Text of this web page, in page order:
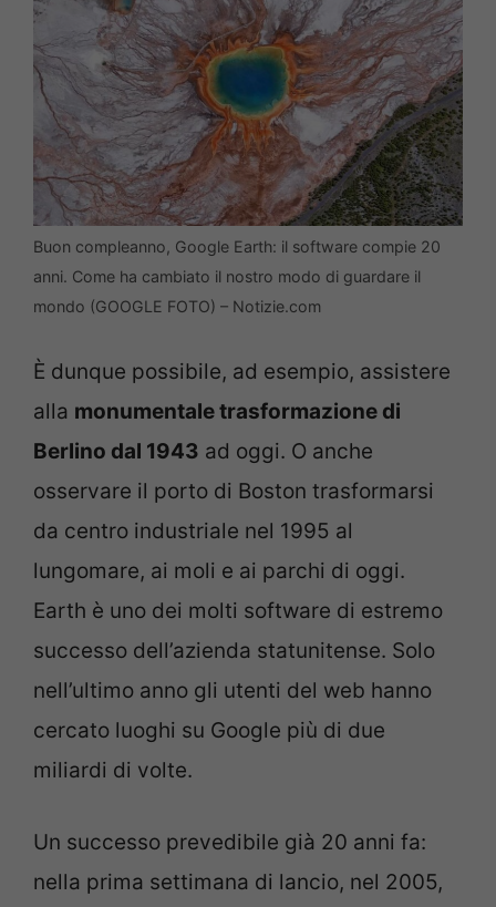
Buon compleanno, Google Earth: il software compie 20
anni. Come ha cambiato il nostro modo di guardare il
mondo (GOOGLE FOTO) – Notizie.com
È dunque possibile, ad esempio, assistere
alla monumentale trasformazione di
Berlino dal 1943 ad oggi. O anche
osservare il porto di Boston trasformarsi
da centro industriale nel 1995 al
lungomare, ai moli e ai parchi di oggi.
Earth è uno dei molti software di estremo
successo dell’azienda statunitense. Solo
nell’ultimo anno gli utenti del web hanno
cercato luoghi su Google più di due
miliardi di volte.
Un successo prevedibile già 20 anni fa:
nella prima settimana di lancio, nel 2005,